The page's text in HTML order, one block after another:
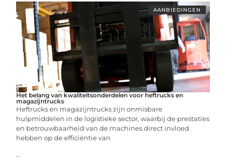
AANBIEDINGEN
Het belang van kwaliteitsonderdelen voor heftrucks en
magazijntrucks
Heftrucks en magazijntrucks zijn onmisbare
hulpmiddelen in de logistieke sector, waarbij de prestaties
en betrouwbaarheid van de machines direct invloed
hebben op de efficiëntie van
...